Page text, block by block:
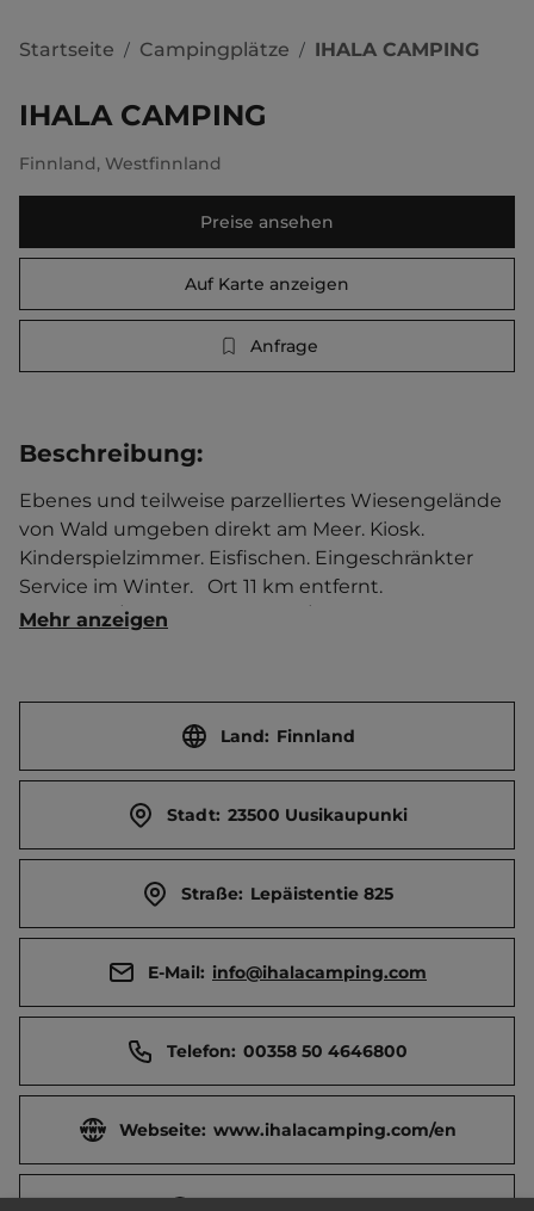
Startseite / Campingplätze / IHALA CAMPING
IHALA CAMPING
Finnland, Westfinnland
Preise ansehen
Auf Karte anzeigen
Anfrage
Beschreibung:
Ebenes und teilweise parzelliertes Wiesengelände
von Wald umgeben direkt am Meer. Kiosk.
Kinderspielzimmer. Eisfischen. Eingeschränkter
Service im Winter.   Ort 11 km entfernt.
Touristen-/Dauerstellplätze 75/0.
Mehr anzeigen
Land: Finnland
Stadt: 23500 Uusikaupunki
Straße: Lepäistentie 825
E-Mail: info@ihalacamping.com
Telefon: 00358 50 4646800
Webseite: www.ihalacamping.com/en